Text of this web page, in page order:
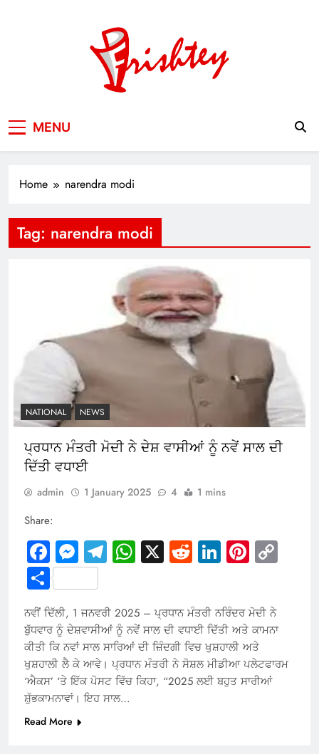
MENU
Home narendra modi
Tag: narendra modi
NATIONAL NEWS
ਪ੍ਰਧਾਨ ਮੰਤਰੀ ਮੋਦੀ ਨੇ ਦੇਸ਼ ਵਾਸੀਆਂ ਨੂੰ ਨਵੇਂ ਸਾਲ ਦੀ
ਦਿੱਤੀ ਵਧਾਈ
admin 1 January 2025 4 1 mins
Share:
Facebook
Messenger
Telegram
WhatsApp
X RedditLinkedIn
Share
ਨਵੀਂ ਦਿੱਲੀ, 1 ਜਨਵਰੀ 2025 – ਪ੍ਰਧਾਨ ਮੰਤਰੀ ਨਰਿੰਦਰ ਮੋਦੀ ਨੇ
ਬੁੱਧਵਾਰ ਨੂੰ ਦੇਸ਼ਵਾਸੀਆਂ ਨੂੰ ਨਵੇਂ ਸਾਲ ਦੀ ਵਧਾਈ ਦਿੱਤੀ ਅਤੇ ਕਾਮਨਾ
ਕੀਤੀ ਕਿ ਨਵਾਂ ਸਾਲ ਸਾਰਿਆਂ ਦੀ ਜ਼ਿੰਦਗੀ ਵਿਚ ਖੁਸ਼ਹਾਲੀ ਅਤੇ
ਖੁਸ਼ਹਾਲੀ ਲੈ ਕੇ ਆਵੇ। ਪ੍ਰਧਾਨ ਮੰਤਰੀ ਨੇ ਸੋਸ਼ਲ ਮੀਡੀਆ ਪਲੇਟਫਾਰਮ
‘ਐਕਸ’ ‘ਤੇ ਇੱਕ ਪੋਸਟ ਵਿੱਚ ਕਿਹਾ, “2025 ਲਈ ਬਹੁਤ ਸਾਰੀਆਂ
ਸ਼ੁੱਭਕਾਮਨਾਵਾਂ। ਇਹ ਸਾਲ…
Read More